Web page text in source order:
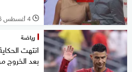
l 4 أغسطس 2026
رياضة
انتهت
بعد الخروج